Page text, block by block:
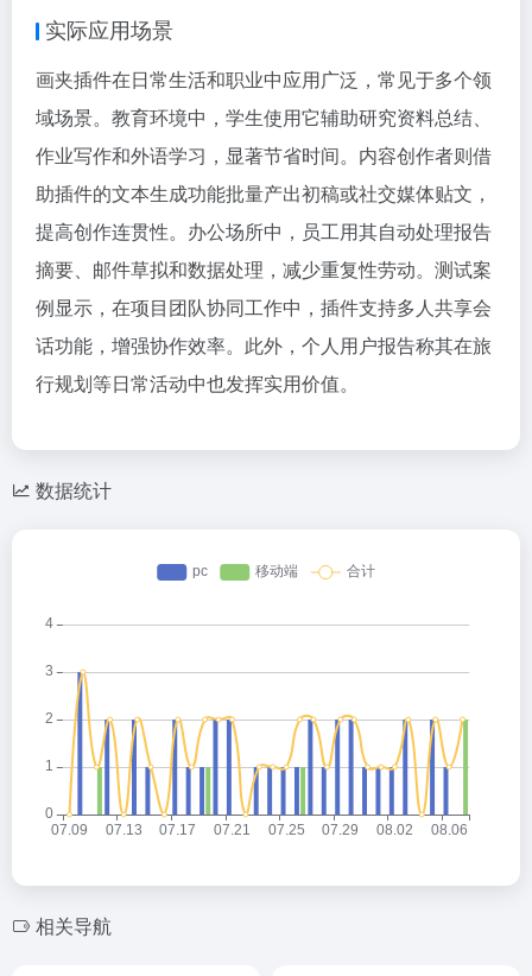
实际应用场景
画夹插件在日常生活和职业中应用广泛，常见于多个领
域场景。教育环境中，学生使用它辅助研究资料总结、
作业写作和外语学习，显著节省时间。内容创作者则借
助插件的文本生成功能批量产出初稿或社交媒体贴文，
提高创作连贯性。办公场所中，员工用其自动处理报告
摘要、邮件草拟和数据处理，减少重复性劳动。测试案
例显示，在项目团队协同工作中，插件支持多人共享会
话功能，增强协作效率。此外，个人用户报告称其在旅
行规划等日常活动中也发挥实用价值。
数据统计
相关导航